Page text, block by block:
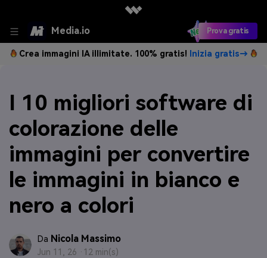
Media.io Prova gratis
Crea immagini IA illimitate. 100% gratis! Inizia gratis→
I 10 migliori software di
colorazione delle
immagini per convertire
le immagini in bianco e
nero a colori
Da Nicola Massimo
Jun 11, 26 · 12 min(s)